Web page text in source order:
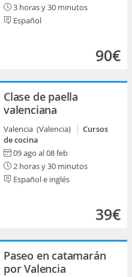
3 horas y 30 minutos
Español
90€
Clase de paella
valenciana
Valencia (Valencia)
Cursos
de cocina
09 ago al 08 feb
2 horas y 30 minutos
Español e inglés
39€
Paseo en catamarán
por Valencia